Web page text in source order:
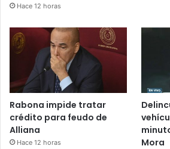
Hace 12 horas
Rabona impide tratar
crédito para feudo de
Alliana
Hace 12 horas
Mora